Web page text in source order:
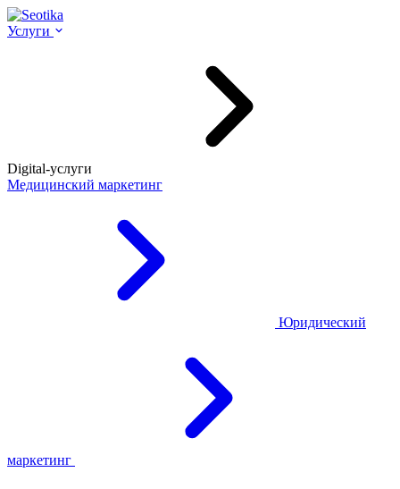
Услуги
Digital-услуги
Медицинский маркетинг
Юридический
маркетинг